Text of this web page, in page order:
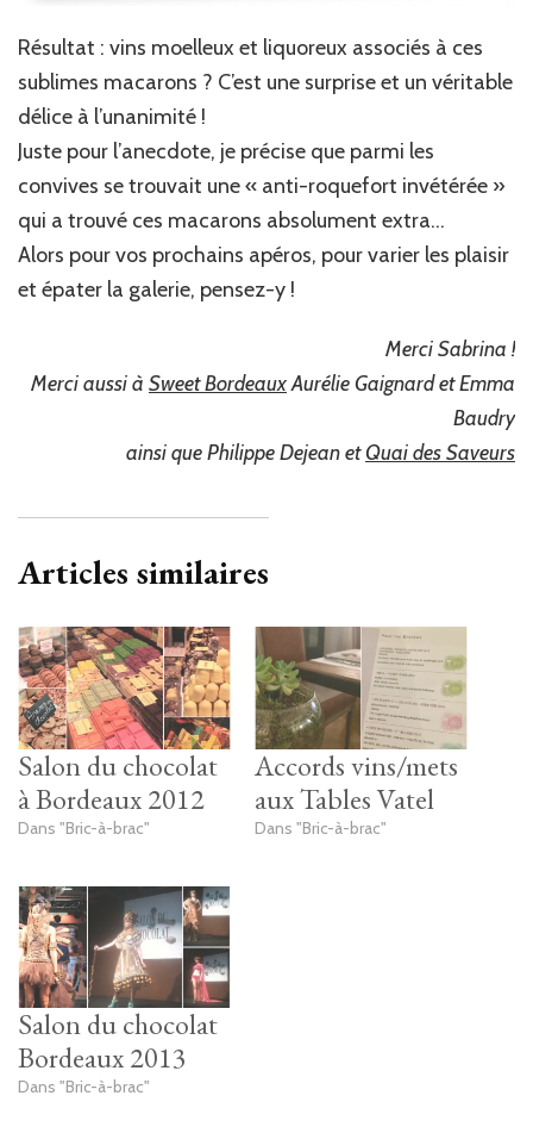
Résultat : vins moelleux et liquoreux associés à ces
sublimes macarons ? C’est une surprise et un véritable
délice à l’unanimité !
Juste pour l’anecdote, je précise que parmi les
convives se trouvait une « anti-roquefort invétérée »
qui a trouvé ces macarons absolument extra…
Alors pour vos prochains apéros, pour varier les plaisir
et épater la galerie, pensez-y !
Merci Sabrina !
Merci aussi à Sweet BordeauxAurélie Gaignard et Emma
Baudry
ainsi que Philippe Dejean etQuai des Saveurs
Articles similaires
Salon du chocolat
à Bordeaux 2012
Dans "Bric-à-brac"
Accords vins/mets
aux Tables Vatel
Dans "Bric-à-brac"
Salon du chocolat
Bordeaux 2013
Dans "Bric-à-brac"